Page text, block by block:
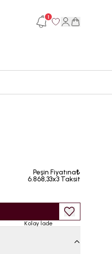
1
Peşin Fiyatına₺
6.868,33x3 Taksit
Kolay İade